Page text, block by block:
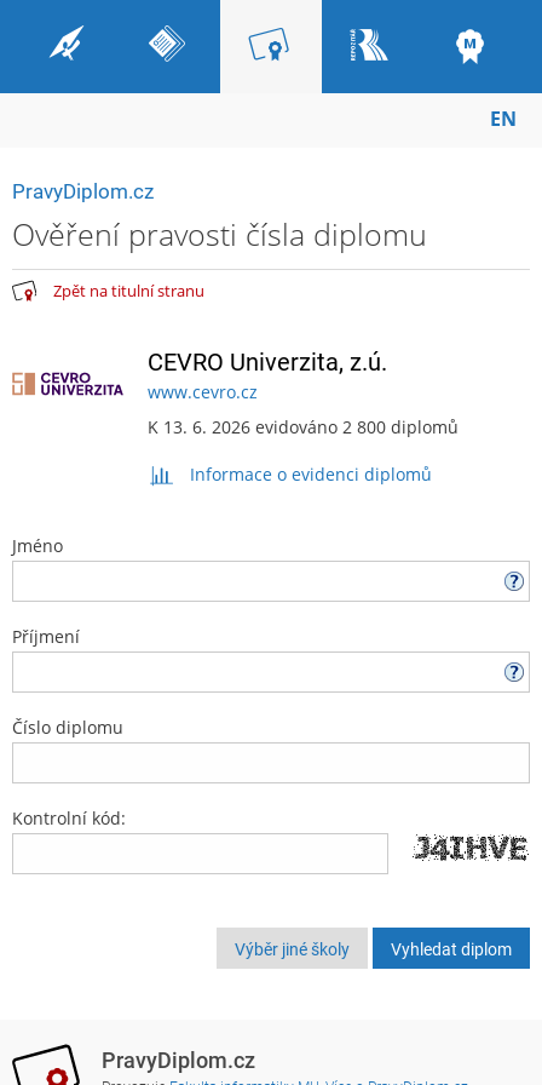
EN
PravyDiplom.cz
Ověření pravosti čísla diplomu
Zpět na titulní stranu
CEVRO Univerzita, z.ú.
www.cevro.cz
K 13. 6. 2026 evidováno 2 800 diplomů
Informace o evidenci diplomů
Jméno
Příjmení
Číslo diplomu
Kontrolní kód:
Výběr jiné školy
PravyDiplom.cz